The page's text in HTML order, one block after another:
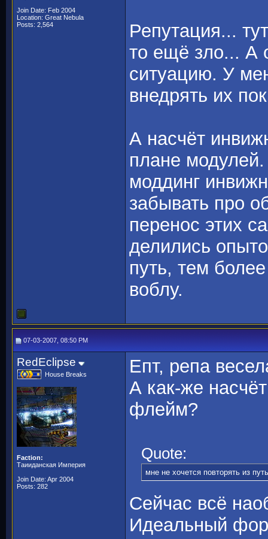
Join Date: Feb 2004
Location: Great Nebula
Posts: 2,564
Репутация...
то ещё зло... А
ситуацию. У
внедрять их
А насчёт
плане
моддинг
забывать про
перенос этих
делились
путь, тем
воблу.
07-03-2007, 08:50 PM
RedEclipse
House Breaks
Faction:
Таииданская Империя
Join Date: Apr 2004
Posts: 282
Епт, репа
А как-же
флейм?
Quote:
мне не хочется повторять из
Сейчас всё
Идеальный